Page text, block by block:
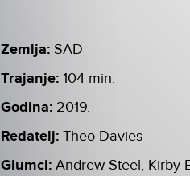
Zemlja: SAD
Trajanje: 104 min.
Godina: 2019.
Redatelj: Theo Davies
Glumci: Andrew Steel, Kirby